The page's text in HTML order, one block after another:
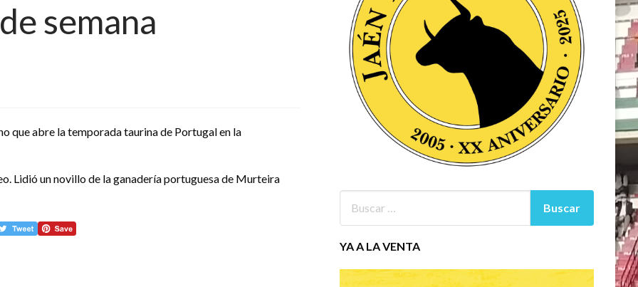
semana
que abre la temporada taurina de Portugal en la
Lidió un novillo de la ganadería portuguesa de Murteira
YA A LA VENTA